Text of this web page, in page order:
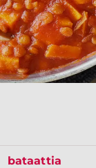
bataattia